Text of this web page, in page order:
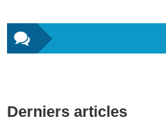
latérale
Derniers articles